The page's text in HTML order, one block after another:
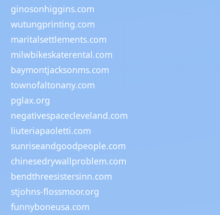
ginosonhiggins.com
wutungprinting.com
maritalsettlements.com
milwbikeskaterental.com
baymontjacksonms.com
townofaltonany.com
pglax.org
negativespacecleveland.com
liuteriapaoletti.com
sunriseandgoodpeople.com
chinesedrywallproblem.com
bendthreesistersinn.com
stjohns-flossmoor.org
funnyboneusa.com